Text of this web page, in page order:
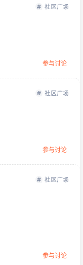
社区广场
参与讨论
社区广场
参与讨论
社区广场
参与讨论